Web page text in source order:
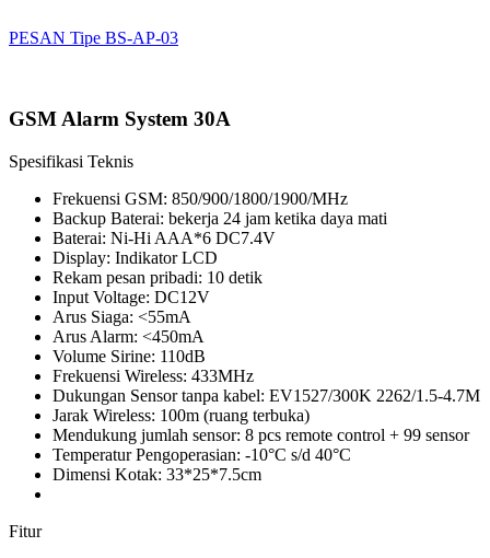
PESAN Tipe BS-AP-03
GSM Alarm System 30A
Spesifikasi Teknis
Frekuensi GSM: 850/900/1800/1900/MHz
Backup Baterai: bekerja 24 jam ketika daya mati
Baterai: Ni-Hi AAA*6 DC7.4V
Display: Indikator LCD
Rekam pesan pribadi: 10 detik
Input Voltage: DC12V
Arus Siaga: <55mA
Arus Alarm: <450mA
Volume Sirine: 110dB
Frekuensi Wireless: 433MHz
Dukungan Sensor tanpa kabel: EV1527/300K 2262/1.5-4.7M
Jarak Wireless: 100m (ruang terbuka)
Mendukung jumlah sensor: 8 pcs remote control + 99 sensor
Temperatur Pengoperasian: -10°C s/d 40°C
Dimensi Kotak: 33*25*7.5cm
Fitur